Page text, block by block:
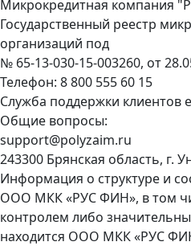
Микрокредитная компания
Государственный реестр
организаций под
№ 65-13-030-15-003260, от
Телефон: 8 800 555 60 15
Служба поддержки клиентов
Общие вопросы:
support@polyzaim.ru
243300 Брянская область, г.
Информация о структуре и
ООО МКК «РУС ФИН», в том
контролем либо
находится ООО МКК «РУС